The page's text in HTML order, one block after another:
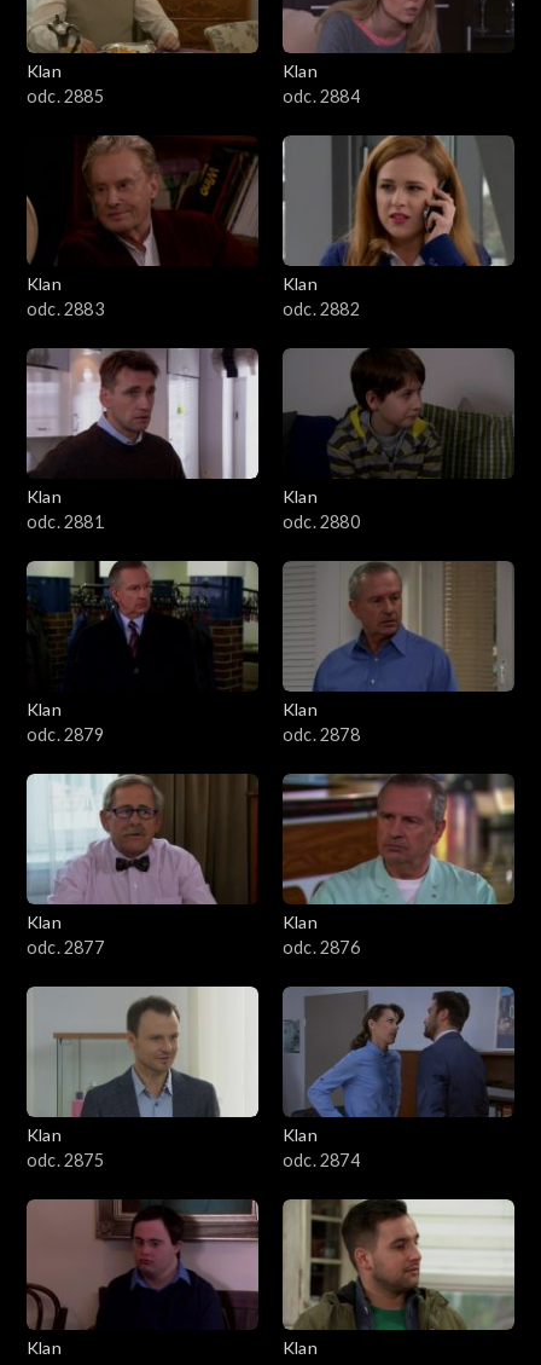
2001–2100
1901–2000
1801–1900
1701–1800
1601–1700
1501–1600
1401–1500
1301–1400
1201–1300
1101–1200
1001–1100
901–1000
801–900
701–800
601–700
501–600
301–400
201–300
101–200
Klan
odc. 2885
Klan
odc. 2884
Klan
odc. 2883
Klan
odc. 2882
Klan
odc. 2881
Klan
odc. 2880
Klan
odc. 2879
Klan
odc. 2878
Klan
odc. 2877
Klan
odc. 2876
Klan
odc. 2875
Klan
odc. 2874
Klan
Klan